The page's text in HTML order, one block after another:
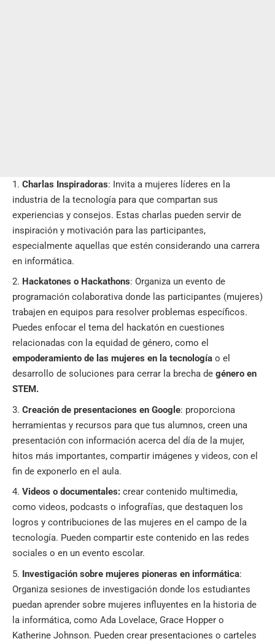
Charlas Inspiradoras: Invita a mujeres líderes en la
industria de la tecnología para que compartan sus
experiencias y consejos. Estas charlas pueden servir de
inspiración y motivación para las participantes,
especialmente aquellas que estén considerando una carrera
en informática.
Hackatones o Hackathons: Organiza un evento de
programación colaborativa donde las participantes (mujeres)
trabajen en equipos para resolver problemas específicos.
Puedes enfocar el tema del hackatón en cuestiones
relacionadas con la equidad de género, como el
empoderamiento de las mujeres en la tecnología o el
desarrollo de soluciones para cerrar la brecha de género en
STEM.
Creación de presentaciones en Google: proporciona
herramientas y recursos para que tus alumnos, creen una
presentación con información acerca del día de la mujer,
hitos más importantes, compartir imágenes y videos, con el
fin de exponerlo en el aula.
Videos o documentales: crear contenido multimedia,
como videos, podcasts o infografías, que destaquen los
logros y contribuciones de las mujeres en el campo de la
tecnología. Pueden compartir este contenido en las redes
sociales o en un evento escolar.
Investigación sobre mujeres pioneras en informática:
Organiza sesiones de investigación donde los estudiantes
puedan aprender sobre mujeres influyentes en la historia de
la informática, como Ada Lovelace, Grace Hopper o
Katherine Johnson. Pueden crear presentaciones o carteles